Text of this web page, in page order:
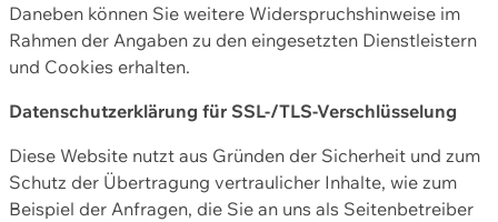
Daneben können Sie weitere Widerspruchshinweise im
Rahmen der Angaben zu den eingesetzten Dienstleistern
und Cookies erhalten.
Datenschutzerklärung für SSL-/TLS-Verschlüsselung
Diese Website nutzt aus Gründen der Sicherheit und zum
Schutz der Übertragung vertraulicher Inhalte, wie zum
Beispiel der Anfragen, die Sie an uns als Seitenbetreiber